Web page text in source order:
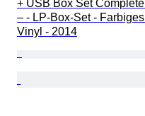
+ USB Box Set Complete
– - LP-Box-Set - Farbiges
Vinyl - 2014